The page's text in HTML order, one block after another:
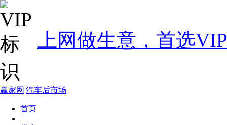
上网做生意，首选
赢家网|汽车后市场
首页
|